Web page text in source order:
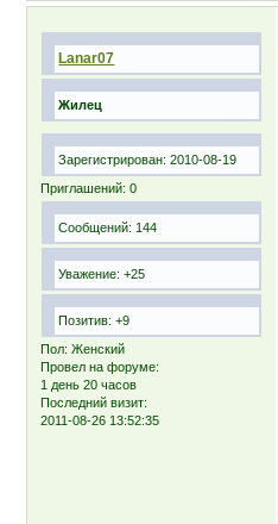
Lanar07
Жилец
Зарегистрирован: 2010-08-19
Приглашений: 0
Сообщений: 144
Уважение: +25
Позитив: +9
Пол: Женский
Провел на форуме:
1 день 20 часов
Последний визит:
2011-08-26 13:52:35